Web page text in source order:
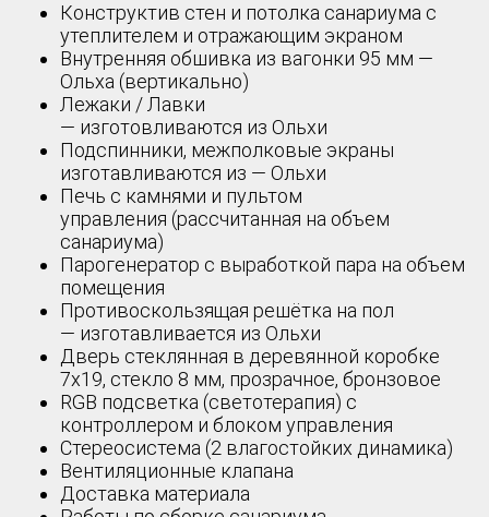
Конструктив стен и потолка санариума с
утеплителем и отражающим экраном
Внутренняя обшивка из вагонки 95 мм —
Ольха (вертикально)
Лежаки / Лавки
— изготовливаются из Ольхи
Подспинники, межполковые экраны
изготавливаются из — Ольхи
Печь с камнями и пультом
управления (рассчитанная на объем
санариума)
Парогенератор с выработкой пара на объем
помещения
Противоскользящая решётка на пол
— изготавливается из Ольхи
Дверь стеклянная в деревянной коробке
7х19, стекло 8 мм, прозрачное, бронзовое
RGB подсветка (светотерапия) с
контроллером и блоком управления
Стереосистема (2 влагостойких динамика)
Вентиляционные клапана
Доставка материала